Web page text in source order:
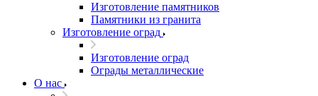
Изготовление памятников
Памятники из гранита
Изготовление оград
Изготовление оград
Ограды металлические
О нас